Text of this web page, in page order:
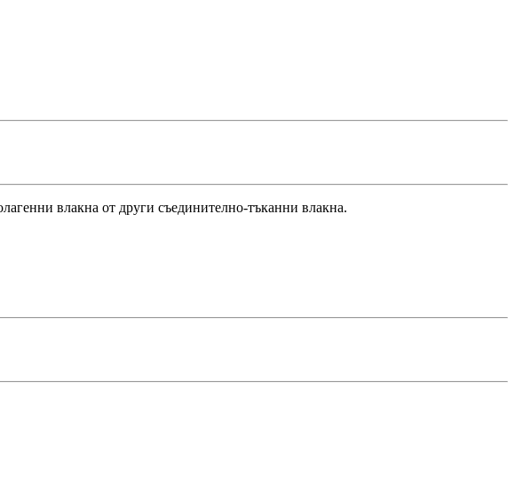
влакна от други съединително-тъканни влакна.